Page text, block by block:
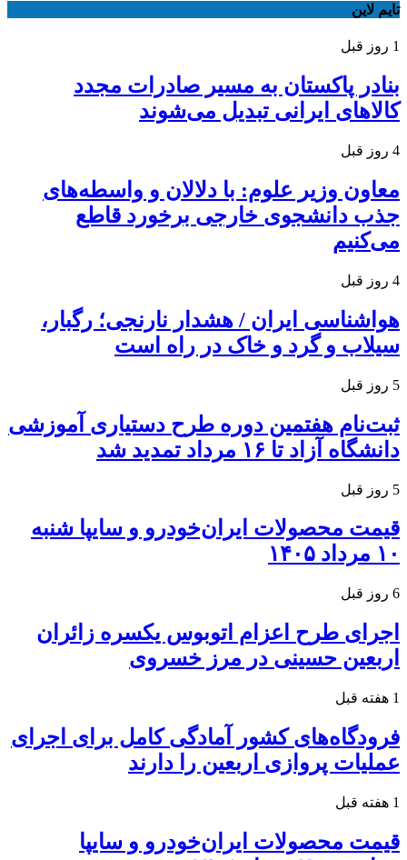
تایم لاین
1 روز قبل
بنادر پاکستان به مسیر صادرات مجدد
کالاهای ایرانی تبدیل می‌شوند
4 روز قبل
معاون وزیر علوم: با دلالان و واسطه‌های
جذب دانشجوی خارجی برخورد قاطع
می‌کنیم
4 روز قبل
هواشناسی ایران / هشدار نارنجی؛ رگبار،
سیلاب و گرد و خاک در راه است
5 روز قبل
ثبت‌نام هفتمین دوره طرح دستیاری آموزشی
دانشگاه آزاد تا ۱۶ مرداد تمدید شد
5 روز قبل
قیمت محصولات ایران‌خودرو و سایپا شنبه
۱۰ مرداد ۱۴۰۵
6 روز قبل
اجرای طرح اعزام اتوبوس یکسره زائران
اربعین حسینی در مرز خسروی
1 هفته قبل
فرودگاه‌های کشور آمادگی کامل برای اجرای
عملیات پروازی اربعین را دارند
1 هفته قبل
قیمت محصولات ایران‌خودرو و سایپا